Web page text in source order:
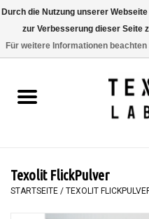
BÜCHER
MALEN
Texolit FlickPulver
STARTSEITE / TEXOLIT
Durch die Nutzung unserer
zur Verbesserung dieser Seite
Für weitere Informationen